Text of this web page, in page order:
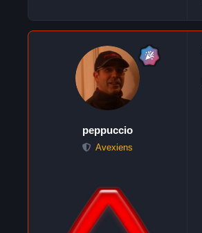
peppuccio
Avexiens